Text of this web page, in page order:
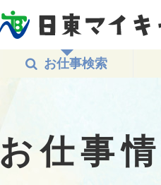
日東マイキ
お仕事検索現在のペ
お仕事